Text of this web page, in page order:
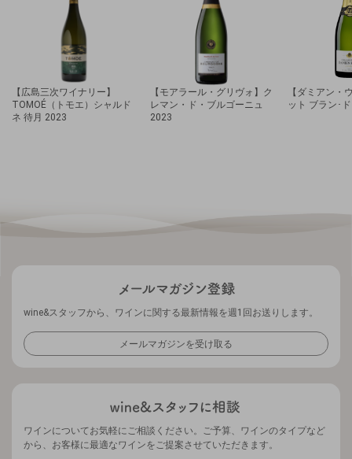
【広島三次ワイナリー】
TOMOÉ（トモエ）シャルド
ネ 待月 2023
【モアラール・グリヴォ】ク
レマン・ド・ブルゴーニュ
2023
【ダミアン・
ット ブラン･
wine&スタッフから、ワインに関する最新情報を週1回お送りします。
メールマガジンを受け取る
ワインについてお気軽にご相談ください。ご予算、ワインのタイプなど
から、お客様に最適なワインをご提案させていただきます。